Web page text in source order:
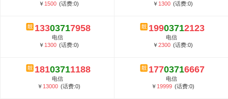
￥ 1500 (话费:0)
￥ 1300 (话费:0)
13303717958
电信
￥ 1300 (话费:0)
19903712123
电信
￥2300 (话费:0)
18103711188
电信
￥ 13000 (话费:0)
17703716667
电信
￥ 19999 (话费:0)